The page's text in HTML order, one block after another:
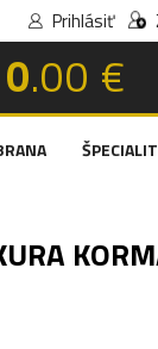
Prihlásiť
0.00 €